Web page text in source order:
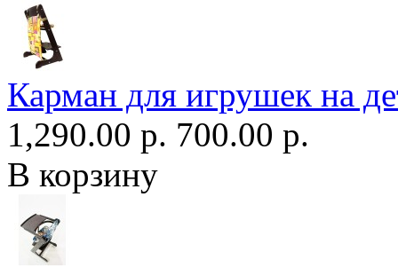
Карман для игрушек на
1,290.00 р. 700.00 р.
В корзину